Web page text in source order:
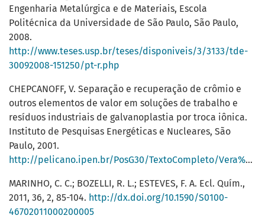
Engenharia Metalúrgica e de Materiais, Escola
Politécnica da Universidade de São Paulo, São Paulo,
2008.
http://www.teses.usp.br/teses/disponiveis/3/3133/tde-
30092008-151250/pt-r.php
CHEPCANOFF, V. Separação e recuperação de crômio e
outros elementos de valor em soluções de trabalho e
resíduos industriais de galvanoplastia por troca iônica.
Instituto de Pesquisas Energéticas e Nucleares, São
Paulo, 2001.
http://pelicano.ipen.br/PosG30/TextoCompleto/Vera%20Chepcanoff_M.pdf
MARINHO, C. C.; BOZELLI, R. L.; ESTEVES, F. A. Ecl. Quím.,
2011, 36, 2, 85-104. http://dx.doi.org/10.1590/S0100-
46702011000200005